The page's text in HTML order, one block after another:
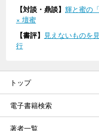
【対談・鼎談】 輝と蜜の
× 壇蜜
【書評】 見えないものを
行
トップ
電子書籍検索
著者一覧